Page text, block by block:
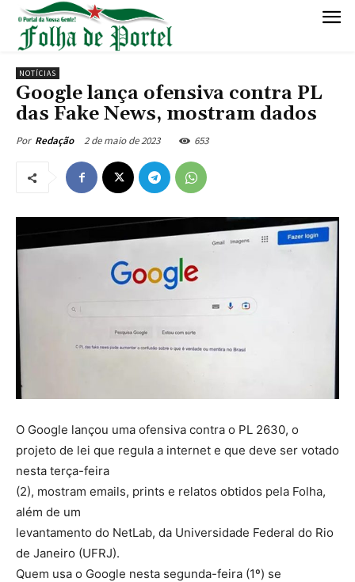
NOTÍCIAS
Google lança ofensiva contra PL
das Fake News, mostram dados
Por Redação 2 de maio de 2023 653
O Google lançou uma ofensiva contra o PL 2630, o
projeto de lei que regula a internet e que deve ser votado
nesta terça-feira
(2), mostram emails, prints e relatos obtidos pela Folha,
além de um
levantamento do NetLab, da Universidade Federal do Rio
de Janeiro (UFRJ).
Quem usa o Google nesta segunda-feira (1º) se